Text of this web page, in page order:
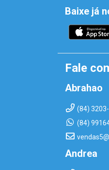
Baixe já
Fale
Abrahao
(84)
(84)
Andrea